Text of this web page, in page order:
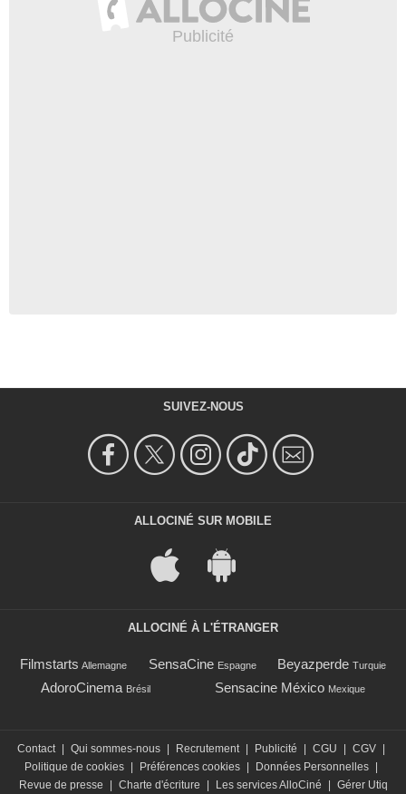
SUIVEZ-NOUS
ALLOCINÉ SUR MOBILE
ALLOCINÉ À L'ÉTRANGER
Filmstarts Allemagne SensaCine Espagne Beyazperde Turquie
AdoroCinema Brésil Sensacine México Mexique
Contact Qui sommes-nous Recrutement Publicité CGU CGV
Politique de cookies
Préférences cookies Données Personnelles
Revue de presse
Charte d'écriture Les services AlloCiné Gérer Utiq